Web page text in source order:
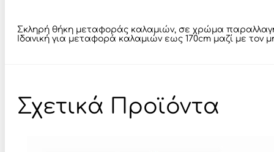
Σκληρή θήκη μεταφοράς καλαμιών, σε χρώμα
Ιδανική για μεταφορά καλαμιών εως 170cm μαζί με τον
Σχετικά Προϊόντα